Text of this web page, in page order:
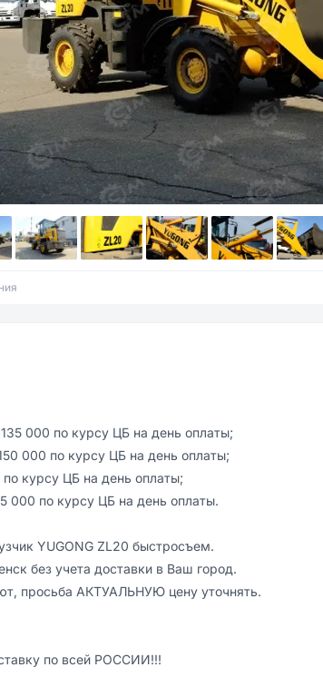
000 по курсу ЦБ на день оплаты;
000 по курсу ЦБ на день оплаты;
курсу ЦБ на день оплаты;
000 по курсу ЦБ на день оплаты.
YUGONG ZL20 быстросъем.
без учeтa дocтaвки в Вaш горoд.
просьбa АКTУАЛЬHУЮ цену уточнять.
по всей РОССИИ!!!